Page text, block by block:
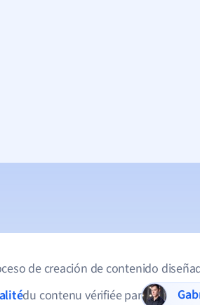
de creación de contenido
du contenu vérifiée par